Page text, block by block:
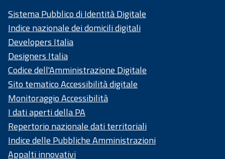
Sistema Pubblico di Identità Digitale
Indice nazionale dei domicili digitali
Developers Italia
Designers Italia
Codice dell'Amministrazione Digitale
Sito tematico Accessibilità digitale
Monitoraggio Accessibilità
I dati aperti della PA
Repertorio nazionale dati territoriali
Indice delle Pubbliche Amministrazioni
Appalti innovativi